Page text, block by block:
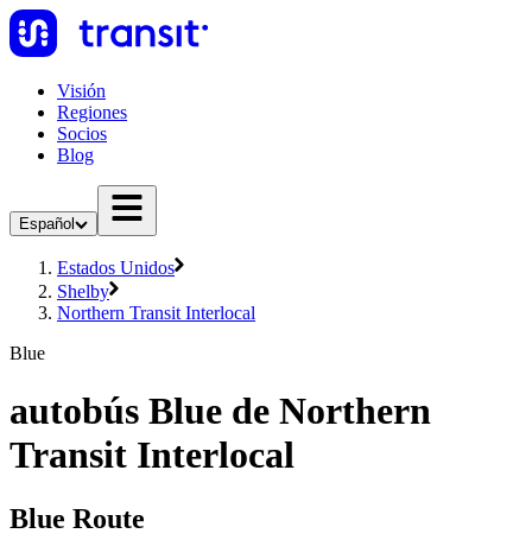
Visión
Regiones
Socios
Blog
Español
Estados Unidos
Shelby
Northern Transit Interlocal
Blue
autobús Blue de Northern
Transit Interlocal
Blue Route